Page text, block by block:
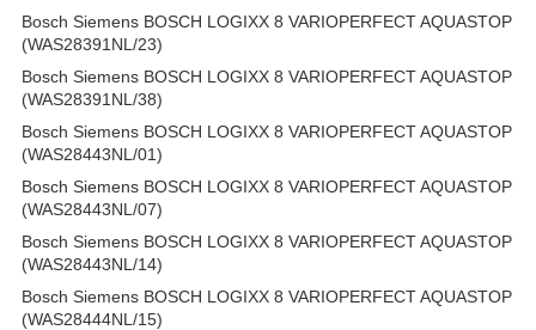
Bosch Siemens BOSCH LOGIXX 8 VARIOPERFECT AQUASTOP
(WAS28391NL/23)
Bosch Siemens BOSCH LOGIXX 8 VARIOPERFECT AQUASTOP
(WAS28391NL/38)
Bosch Siemens BOSCH LOGIXX 8 VARIOPERFECT AQUASTOP
(WAS28443NL/01)
Bosch Siemens BOSCH LOGIXX 8 VARIOPERFECT AQUASTOP
(WAS28443NL/07)
Bosch Siemens BOSCH LOGIXX 8 VARIOPERFECT AQUASTOP
(WAS28443NL/14)
Bosch Siemens BOSCH LOGIXX 8 VARIOPERFECT AQUASTOP
(WAS28444NL/15)